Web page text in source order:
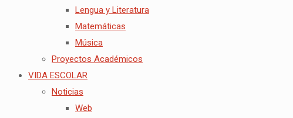
Lengua y Literatura
Matemáticas
Música
Proyectos Académicos
VIDA ESCOLAR
Noticias
Web